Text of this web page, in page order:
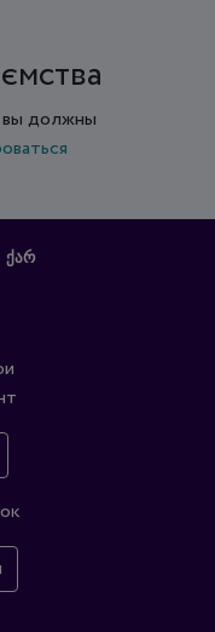
вы должны
ᲥᲐᲠ